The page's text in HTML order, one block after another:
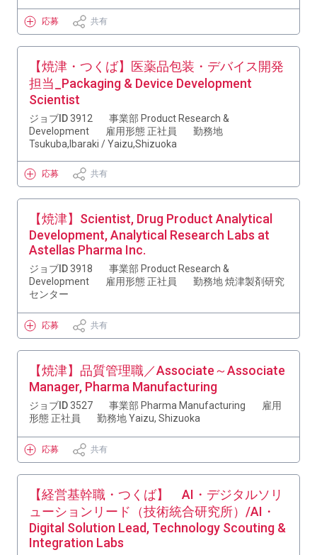
応募 共有
【焼津・つくば】医薬品包装・デバイス開発
担当_Packaging & Device Development
Scientist
ジョブID3912 事業部 Product Research &
Development
雇用形態 正社員
勤務地
Tsukuba,Ibaraki / Yaizu,Shizuoka
応募 共有
【焼津】Scientist, Drug Product Analytical
Development, Analytical Research Labs at
Astellas Pharma Inc.
ジョブID3918 事業部 Product Research &
Development
雇用形態 正社員 勤務地焼津製剤研究
センター
応募 共有
【焼津】品質管理職／Associate～Associate
Manager, Pharma Manufacturing
ジョブID3527 事業部 Pharma Manufacturing
雇用
形態 正社員 勤務地Yaizu, Shizuoka
応募 共有
【経営基幹職・つくば】 AI・デジタルソリ
ューションリード（技術統合研究所）/AI・
Digital Solution Lead, Technology Scouting &
Integration Labs